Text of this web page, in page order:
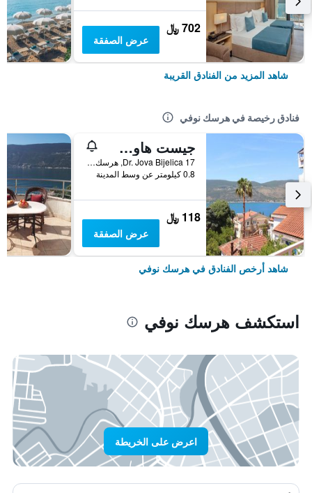
702 ﷼
عرض الصفقة
شاهد المزيد من الفنادق القريبة
فنادق رخيصة في هرسك نوفي
جيست هاوس تومانوفيك
Dr. Jova Bijelica 17, هرسك نوفي, الجبل الأسود
0.8 كيلومتر عن وسط المدينة
118 ﷼
عرض الصفقة
شاهد أرخص الفنادق في هرسك نوفي
استكشف هرسك نوفي
اعرض على الخريطة